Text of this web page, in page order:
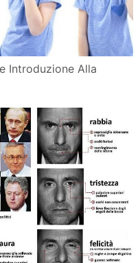
Introduzione Alla